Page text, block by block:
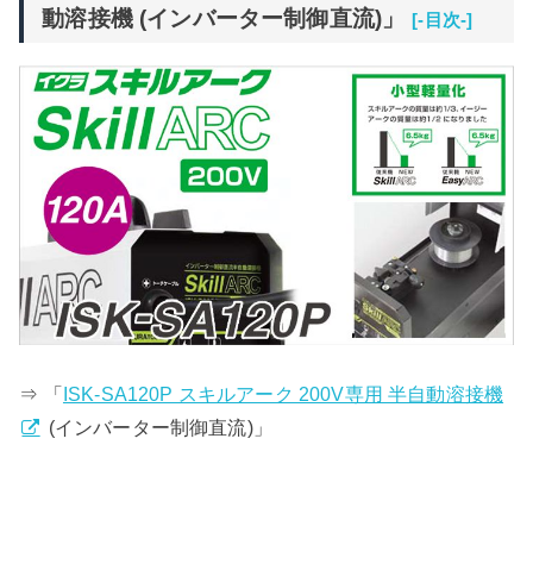
動溶接機 (インバーター制御直流)」 [-目次-]
⇒ 「ISK-SA120P スキルアーク 200V専用 半自動溶接機
(インバーター制御直流)」